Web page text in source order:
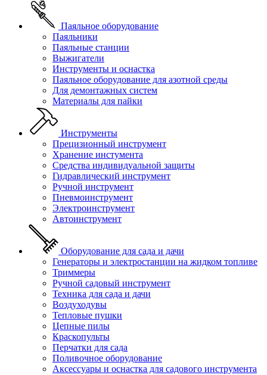
Паяльное оборудование
Паяльники
Паяльные станции
Выжигатели
Инструменты и оснастка
Паяльное оборудование для азотной среды
Для демонтажных систем
Материалы для пайки
Инструменты
Прецизионный инструмент
Хранение инстумента
Средства индивидуальной защиты
Гидравлический инструмент
Ручной инструмент
Пневмоинструмент
Электроинструмент
Автоинструмент
Оборудование для сада и дачи
Генераторы и электростанции на жидком топливе
Триммеры
Ручной садовый инструмент
Техника для сада и дачи
Воздуходувы
Тепловые пушки
Цепные пилы
Краскопульты
Перчатки для сада
Поливочное оборудование
Аксессуары и оснастка для садового инструмента